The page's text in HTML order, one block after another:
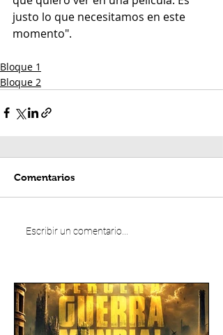
justo lo que necesitamos en este
momento".
Bloque 1
Bloque 2
Comentarios
Escribir un comentario...